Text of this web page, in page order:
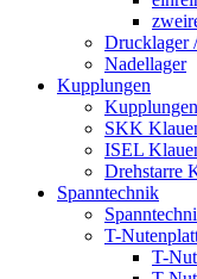
Drucklager
Nadellager
Kupplungen
SKK
ISEL
Drehstarre
Spanntechnik
T-
T-